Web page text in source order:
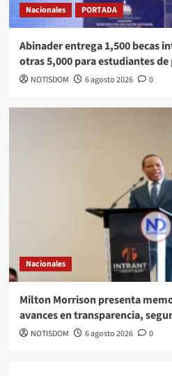
Nacionales PORTADA
Abinader entrega 1,500 becas
otras 5,000 para estudiantes de
NOTISDOM 6 agosto 2026 0
Nacionales
Milton Morrison presenta
avances en transparencia,
NOTISDOM 6 agosto 2026 0